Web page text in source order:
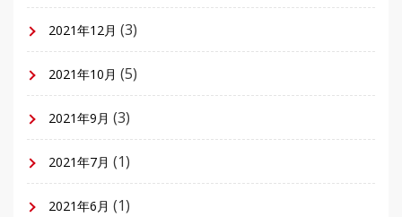
2021年12月 (3)
2021年10月 (5)
2021年9月 (3)
2021年7月 (1)
2021年6月 (1)